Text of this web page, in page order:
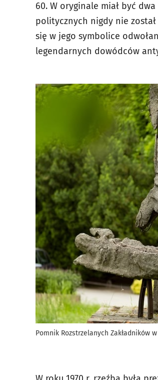
60. W oryginale miał być
politycznych nigdy nie
się w jego symbolice
legendarnych dowódców
Pomnik Rozstrzelanych Zakładników